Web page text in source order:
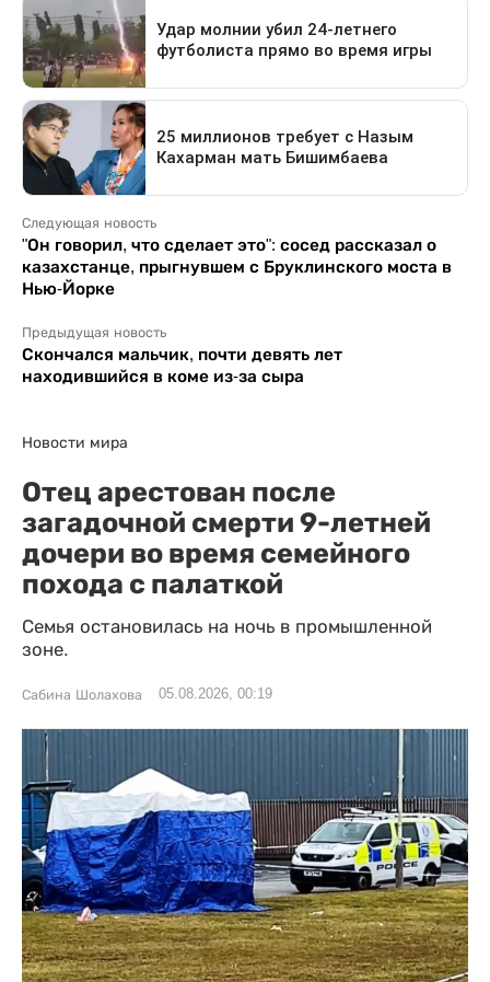
Следующая новость
"Он говорил, что сделает это": сосед рассказал о
казахстанце, прыгнувшем с Бруклинского моста в
Нью-Йорке
Предыдущая новость
Скончался мальчик, почти девять лет
находившийся в коме из-за сыра
Новости мира
Отец арестован после
загадочной смерти 9-летней
дочери во время семейного
похода с палаткой
Семья остановилась на ночь в промышленной
зоне.
Сабина Шолахова 05.08.2026, 00:19